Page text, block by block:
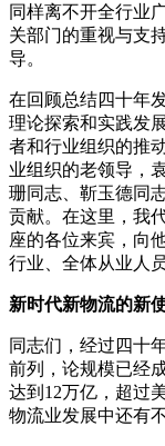
同样离不开全行业
关部门的重视与支
导。
在回顾总结四十年
理论探索和实践发
者和行业组织的推
业组织的老领导，
珊同志、靳玉德同
贡献。在这里，我
座的各位来宾，向
行业、全体从业人
新时代新物流的新
同志们，经过四十
前列，论规模已经
达到12万亿，超过
物流业发展中还有